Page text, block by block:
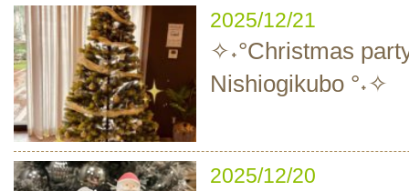
2025/12/21
✧˖°Christmas
Nishiogikubo °˖✧
2025/12/20